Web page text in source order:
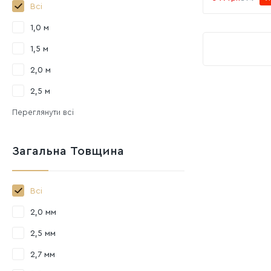
Всі
1,0 м
1,5 м
2,0 м
2,5 м
Переглянути всі
Загальна Товщина
Всі
2,0 мм
2,5 мм
2,7 мм